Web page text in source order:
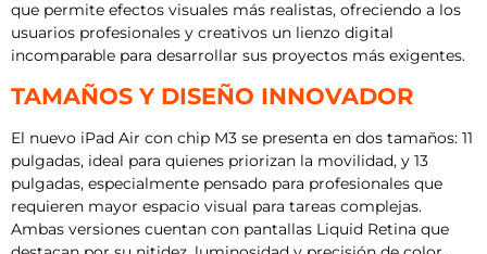
que permite efectos visuales más realistas, ofreciendo a los
usuarios profesionales y creativos un lienzo digital
incomparable para desarrollar sus proyectos más exigentes.
TAMAÑOS Y DISEÑO INNOVADOR
El nuevo iPad Air con chip M3 se presenta en dos tamaños: 11
pulgadas, ideal para quienes priorizan la movilidad, y 13
pulgadas, especialmente pensado para profesionales que
requieren mayor espacio visual para tareas complejas.
Ambas versiones cuentan con pantallas Liquid Retina que